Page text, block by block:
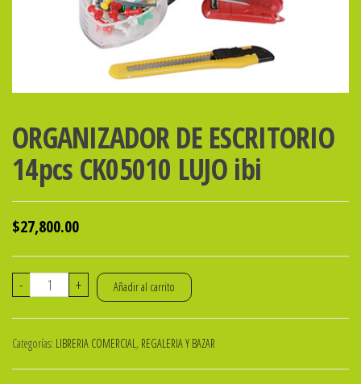
ORGANIZADOR DE ESCRITORIO
14pcs CK05010 LUJO ibi
$27,800.00
-
ORGANIZADOR
14pcs
CK05010
+ Añadir al carrito
Categorías: LIBRERIA COMERCIAL, REGALERIA Y BAZAR